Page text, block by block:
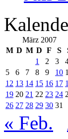
März 2007
M D M D F S
1
2 3
5
6 7 8 9 10
12 13 14 15 16 17
19 20 21 22 23 24
26 27 28 29 30 31
« Feb.